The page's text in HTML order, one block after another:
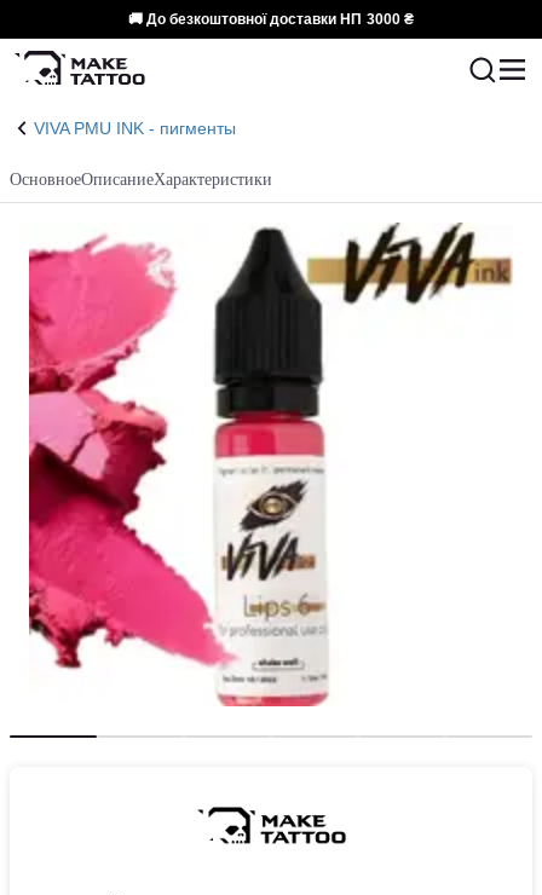
🚚 До безкоштовної доставки НП 3000 ₴
VIVA PMU INK - пигменты
ОсновноеОписаниеХарактеристики